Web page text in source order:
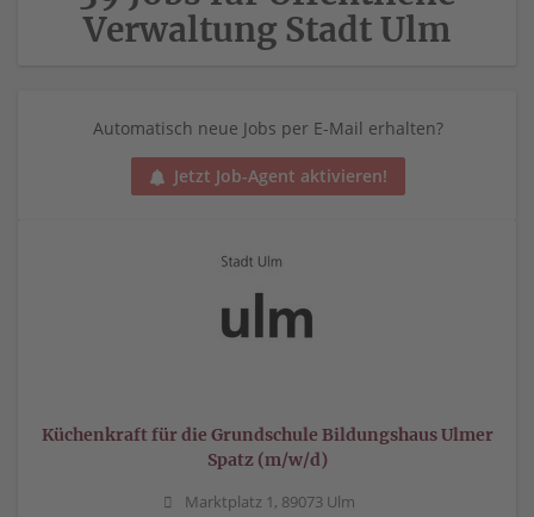
Verwaltung Stadt Ulm
Automatisch neue Jobs per E-Mail erhalten?
Jetzt Job-Agent aktivieren!
Küchenkraft für die Grundschule Bildungshaus Ulmer
Spatz (m/w/d)
Marktplatz 1, 89073 Ulm